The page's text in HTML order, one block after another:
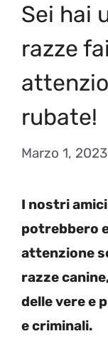
Sei hai
razze
rubate!
Marzo 1, 2023
I nostri
potrebbero
attenzione
razze
delle vere e
e criminali.